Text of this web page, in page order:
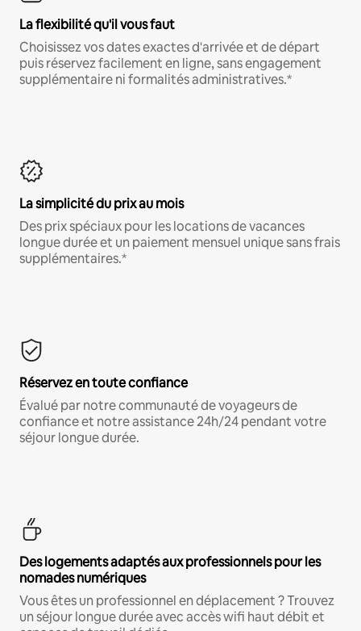
La flexibilité qu'il vous faut
Choisissez vos dates exactes d'arrivée et de départ
puis réservez facilement en ligne, sans engagement
supplémentaire ni formalités administratives.*
La simplicité du prix au mois
Des prix spéciaux pour les locations de vacances
longue durée et un paiement mensuel unique sans frais
supplémentaires.*
Réservez en toute confiance
Évalué par notre communauté de voyageurs de
confiance et notre assistance 24h/24 pendant votre
séjour longue durée.
Des logements adaptés aux professionnels pour les
nomades numériques
Vous êtes un professionnel en déplacement ? Trouvez
un séjour longue durée avec accès wifi haut débit et